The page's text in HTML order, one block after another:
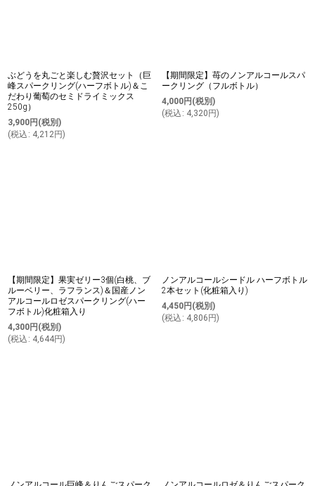
ぶどうを丸ごと楽しむ贅沢セット（巨
峰スパークリング(ハーフボトル)＆こ
だわり葡萄のセミドライミックス
250g）
3,900円 (税別)
(税込 : 4,212円)
【期間限定】苺のノンアルコールスパ
ークリング（フルボトル）
4,000円 (税別)
(税込 : 4,320 円)
【期間限定】果実ゼリー3個(白桃、ブ
ルーベリー、ラフランス)＆国産ノン
アルコールロゼスパークリング(ハー
フボトル)化粧箱入り
4,300円 (税別)
(税込 : 4,644円)
ノンアルコールシードル ハーフボトル
2本セット(化粧箱入り)
4,450円 (税別)
(税込 : 4,806 円)